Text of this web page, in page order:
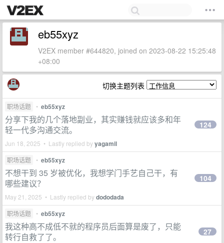
eb55xyz
V2EX member #644820, joined on 2023-08-22 15:25:48
+08:00
切换主题列表
职场话题 • eb55xyz
分享下我的几个落地副业，其实赚钱就应该多和年
轻一代多沟通交流。
Jun 18, 2025 • Lastly replied byyagamil
124
职场话题 • eb55xyz
不想干到 35 岁被优化，我想学门手艺自己干，有
哪些建议？
May 21, 2025 • Lastly replied bydododada
104
职场话题 • eb55xyz
我这种高不成低不就的程序员后面算是废了，只能
转行自救了了。
27